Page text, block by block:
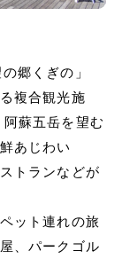
郷くぎの」
複合観光施
蘇五岳を望む
あじわい
トランなどが
ット連れの旅
、パークゴル